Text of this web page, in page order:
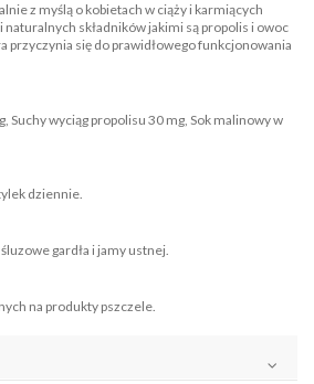
z myślą o kobietach w ciąży i karmiących
naturalnych składników jakimi są propolis i owoc
przyczynia się do prawidłowego funkcjonowania
Suchy wyciąg propolisu 30 mg, Sok malinowy w
dziennie.
gardła i jamy ustnej.
na produkty pszczele.